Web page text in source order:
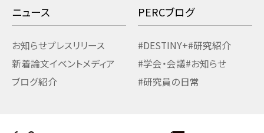
ニュース
お知らせプレスリリース
新着論文イベントメディア
ブログ紹介
PERCブログ
#DESTINY+#研究紹介
#学会・会議#お知らせ
#研究員の日常